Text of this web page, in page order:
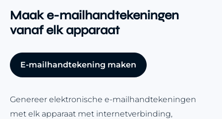
Maak e-mailhandtekeningen
vanaf elk apparaat
E-mailhandtekening maken
Genereer elektronische e-mailhandtekeningen
met elk apparaat met internetverbinding,